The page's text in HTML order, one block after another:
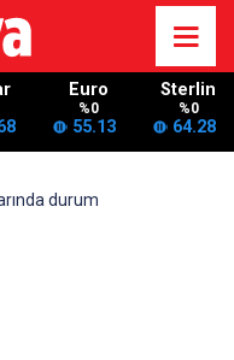
Euro
%0
55.13
Sterlin
%0
64.28
durum